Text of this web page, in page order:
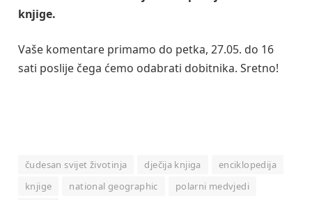
knjige.
Vaše komentare primamo do petka, 27.05. do 16
sati poslije čega ćemo odabrati dobitnika. Sretno!
čudesan svijet životinja dječija knjiga
enciklopedija
knjige
national geographic
polarni medvjedi